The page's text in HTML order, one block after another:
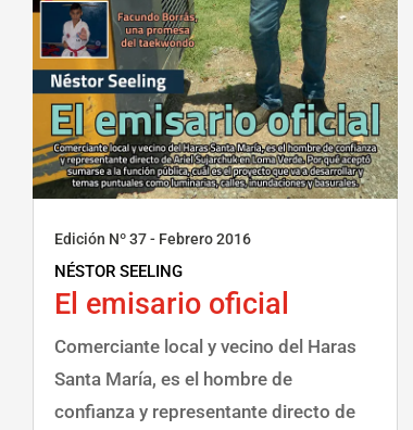
Edición Nº 37 - Febrero 2016
NÉSTOR SEELING
El emisario oficial
Comerciante local y vecino del Haras
Santa María, es el hombre de
confianza y representante directo de